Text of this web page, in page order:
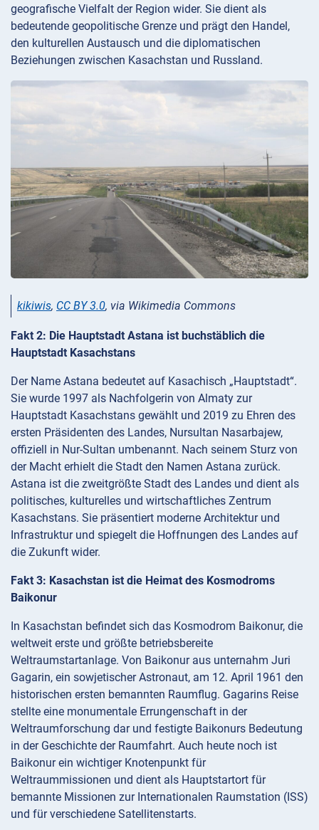
geografische Vielfalt der Region wider. Sie dient als
bedeutende geopolitische Grenze und prägt den Handel,
den kulturellen Austausch und die diplomatischen
Beziehungen zwischen Kasachstan und Russland.
kikiwis, CC BY 3.0, via Wikimedia Commons
Fakt 2: Die Hauptstadt Astana ist buchstäblich die
Hauptstadt Kasachstans
Der Name Astana bedeutet auf Kasachisch „Hauptstadt“.
Sie wurde 1997 als Nachfolgerin von Almaty zur
Hauptstadt Kasachstans gewählt und 2019 zu Ehren des
ersten Präsidenten des Landes, Nursultan Nasarbajew,
offiziell in Nur-Sultan umbenannt. Nach seinem Sturz von
der Macht erhielt die Stadt den Namen Astana zurück.
Astana ist die zweitgrößte Stadt des Landes und dient als
politisches, kulturelles und wirtschaftliches Zentrum
Kasachstans. Sie präsentiert moderne Architektur und
Infrastruktur und spiegelt die Hoffnungen des Landes auf
die Zukunft wider.
Fakt 3: Kasachstan ist die Heimat des Kosmodroms
Baikonur
In Kasachstan befindet sich das Kosmodrom Baikonur, die
weltweit erste und größte betriebsbereite
Weltraumstartanlage. Von Baikonur aus unternahm Juri
Gagarin, ein sowjetischer Astronaut, am 12. April 1961 den
historischen ersten bemannten Raumflug. Gagarins Reise
stellte eine monumentale Errungenschaft in der
Weltraumforschung dar und festigte Baikonurs Bedeutung
in der Geschichte der Raumfahrt. Auch heute noch ist
Baikonur ein wichtiger Knotenpunkt für
Weltraummissionen und dient als Hauptstartort für
bemannte Missionen zur Internationalen Raumstation (ISS)
und für verschiedene Satellitenstarts.